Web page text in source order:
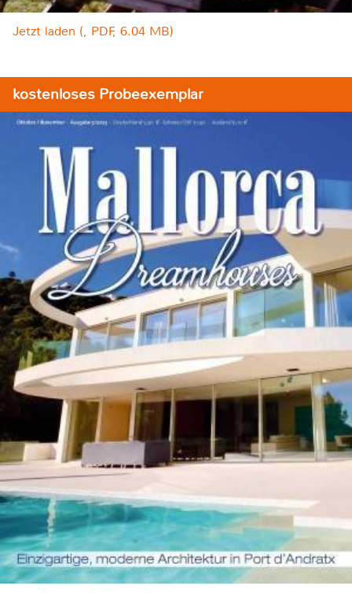
Jetzt laden (, PDF, 6.04 MB)
kostenloses Probeexemplar